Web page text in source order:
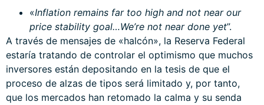
«Inflation remains far too high and not near our
price stability goal…We’re not near done yet”.
A través de mensajes de «halcón», la Reserva Federal
estaría tratando de controlar el optimismo que muchos
inversores están depositando en la tesis de que el
proceso de alzas de tipos será limitado y, por tanto,
que los mercados han retomado la calma y su senda